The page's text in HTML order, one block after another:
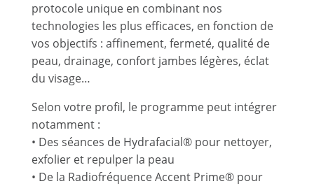
protocole unique en combinant nos
technologies les plus efficaces, en fonction de
vos objectifs : affinement, fermeté, qualité de
peau, drainage, confort jambes légères, éclat
du visage…
Selon votre profil, le programme peut intégrer
notamment :
• Des séances de Hydrafacial® pour nettoyer,
exfolier et repulper la peau
• De la Radiofréquence Accent Prime® pour